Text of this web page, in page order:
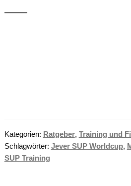
——–
Kategorien: Ratgeber, Training und
Schlagwörter: Jever SUP Worldcup,
SUP Training